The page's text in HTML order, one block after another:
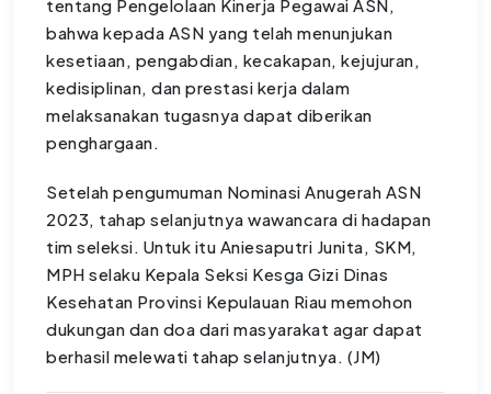
tentang Pengelolaan Kinerja Pegawai ASN,
bahwa kepada ASN yang telah menunjukan
kesetiaan, pengabdian, kecakapan, kejujuran,
kedisiplinan, dan prestasi kerja dalam
melaksanakan tugasnya dapat diberikan
penghargaan.
Setelah pengumuman Nominasi Anugerah ASN
2023, tahap selanjutnya wawancara di hadapan
tim seleksi. Untuk itu Aniesaputri Junita, SKM,
MPH selaku Kepala Seksi Kesga Gizi Dinas
Kesehatan Provinsi Kepulauan Riau memohon
dukungan dan doa dari masyarakat agar dapat
berhasil melewati tahap selanjutnya. (JM)